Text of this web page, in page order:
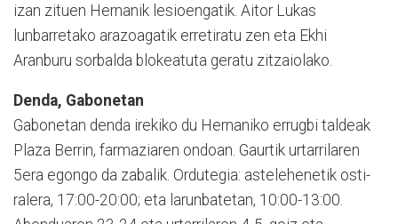
izan zituen Hernanik lesioengatik. Aitor Lukas
lunbarretako ara­zoagatik erretiratu zen eta Ekhi
Aranburu sorbalda blo­kea­tuta geratu zitzaiolako.
Denda, Gabonetan
Gabonetan denda irekiko du Hernaniko errugbi taldeak
Plaza Berrin, farma­zia­ren ondoan. Gaurtik urta­rri­laren
5era egon­go da za­ba­lik. Ordutegia: aste­lehe­­netik osti­
ralera, 17:00-20:00; eta larunba­tetan, 10:00-13:00.